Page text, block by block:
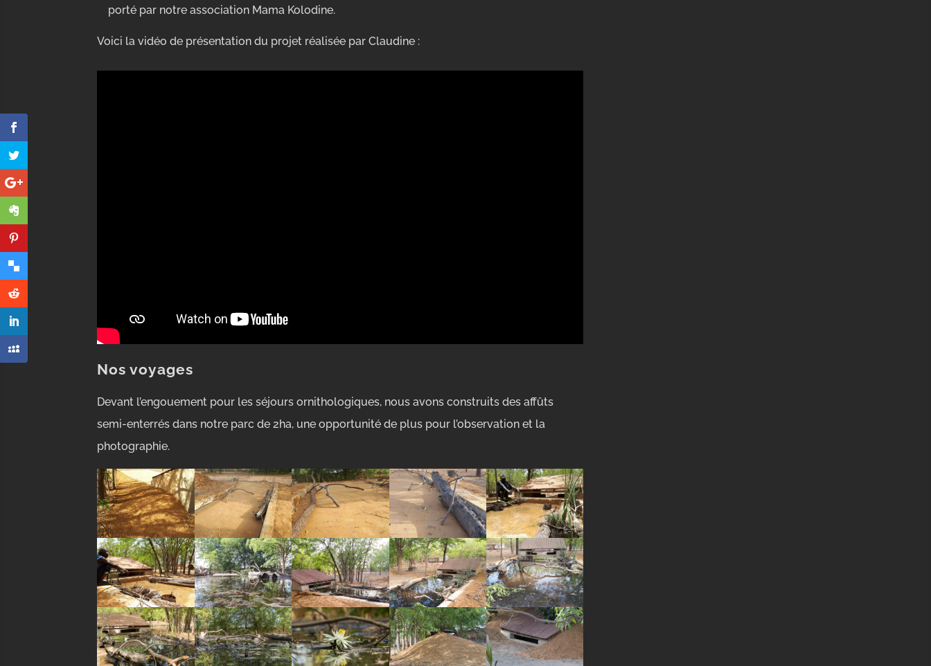
porté par notre association Mama Kolodine.
Voici la vidéo de présentation du projet réalisée par Claudine :
Nos voyages
Devant l’engouement pour les séjours ornithologiques, nous avons construits des affûts
semi-enterrés dans notre parc de 2ha, une opportunité de plus pour l’observation et la
photographie.